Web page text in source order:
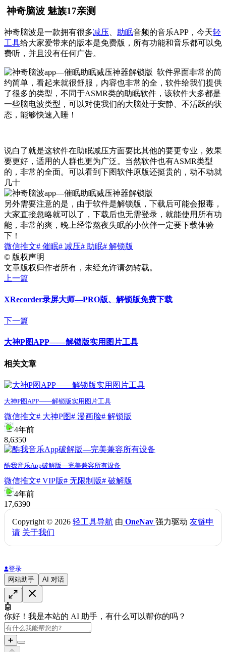
神奇脑波 魅族17亲测
神奇脑波是一款拥有很多减压 助眠音频的音乐APP，今天轻
工具给大家爱带来的版本是免费版，所有功能和音乐都可以免
费听，并且没有任何广告。
软件界面非常的简
约简单，看起来就很舒服，内容也非常的全，软件给我们提供
了很多的类型，不同于ASMR类的助眠软件，该软件大多都是
一些脑电波类型，可以对使我们的大脑处于安静、不活跃的状
态，能够快速入睡！
说白了就是这软件在助眠减压方面要比其他的要更专业，效果
要更好，适用的人群也更为广泛。当然软件也有ASMR类型
的，非常的全面。可以看到下图软件原版还挺贵的，动不动就
几十
另外需要注意的是，由于软件是解锁版，下载后可能会报毒，
大家直接忽略就可以了，下载后也无需登录，就能使用所有功
能，非常的爽，晚上经常熬夜失眠的小伙伴一定要下载体验
下！
微信推文# 催眠# 减压# 助眠# 解锁版
© 版权声明
文章版权归作者所有，未经允许请勿转载。
上一篇
XRecorder录屏大师—PRO版、解锁版免费下载
下一篇
大神P图APP——解锁版实用图片工具
相关文章
大神P图APP——解锁版实用图片工具
微信推文# 大神P图# 漫画脸# 解锁版
4年前
8,6350
酷我音乐App破解版—完美兼容所有设备
微信推文# VIP版# 无限制版# 破解版
4年前
17,6390
Copyright © 2026 轻工具导航 由 OneNav 强力驱动 友链申
请 关于我们
登录
网站助手
AI 对话
🤖
你好！我是本站的 AI 助手，有什么可以帮你的吗？
➕